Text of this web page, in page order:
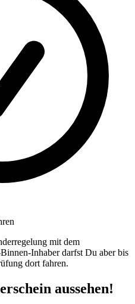
mit dem
Inhaber darfst Du aber bis
dort fahren.
aussehen!